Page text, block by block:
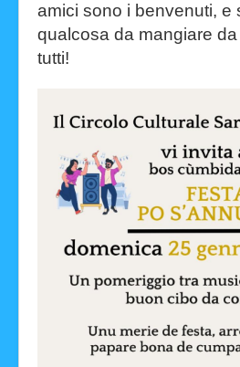
amici sono i benvenuti, e
qualcosa da mangiare
tutti!